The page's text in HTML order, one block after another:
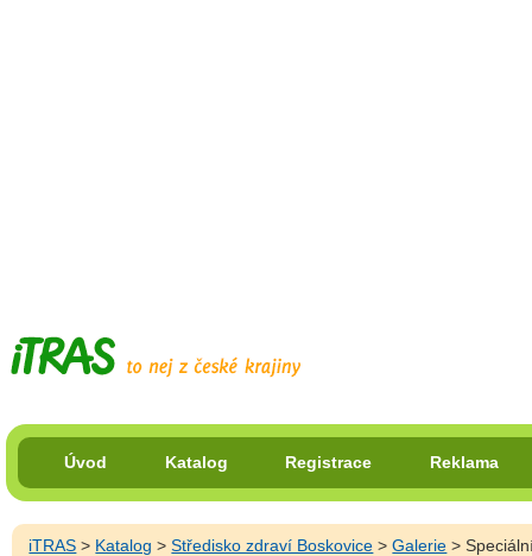
Úvod Katalog Registrace Reklama
iTRAS > Katalog >Středisko zdraví Boskovice >Galerie >